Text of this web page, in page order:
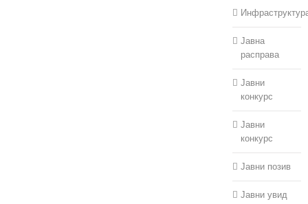
Јавна
расправа
Јавни
конкурс
Јавни
конкурс
Јавни позив
Јавни увид